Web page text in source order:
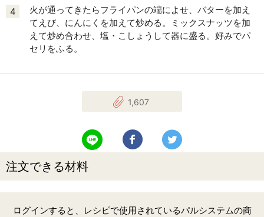
4
火が通ってきたらフライパンの端によせ、バターを加え
てえび、にんにくを加えて炒める。ミックスナッツを加
えて炒め合わせ、塩・こしょうして器に盛る。好みでパ
セリをふる。
1,607
LINEで送る Facebookでシェアする
注文できる材料
ログインすると、レシピで使用されているパルシステムの商